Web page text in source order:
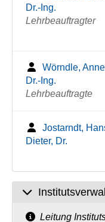
Dr.-Ing.
Lehrbeauftragter
Wörndle,
Dr.-Ing.
Lehrbeauftragte
Jostarndt,
Dieter, Dr.
Leitung